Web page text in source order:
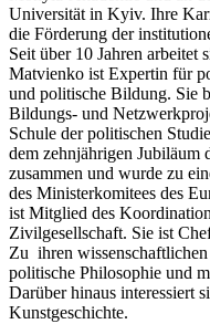
Universität in Kyiv. Ihre
die Förderung der
Seit über 10 Jahren arbeitet
Matvienko ist Expertin für
und politische Bildung. Sie
Bildungs- und
Schule der politischen
dem zehnjährigen Jubiläum
zusammen und wurde zu
des Ministerkomitees des
ist Mitglied des
Zivilgesellschaft. Sie ist
Zu ihren
politische Philosophie und
Darüber hinaus interessiert
Kunstgeschichte.